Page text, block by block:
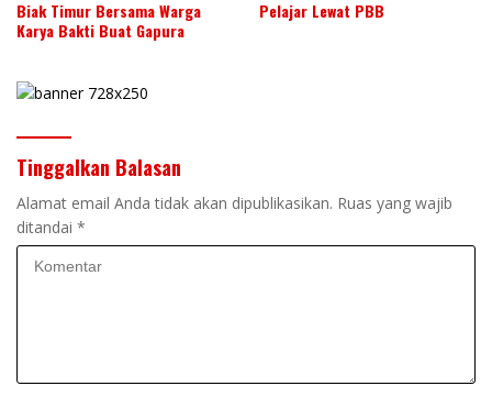
Biak Timur Bersama Warga
Karya Bakti Buat Gapura
Pelajar Lewat PBB
Tinggalkan Balasan
Alamat email Anda tidak akan dipublikasikan. Ruas yang wajib
ditandai *